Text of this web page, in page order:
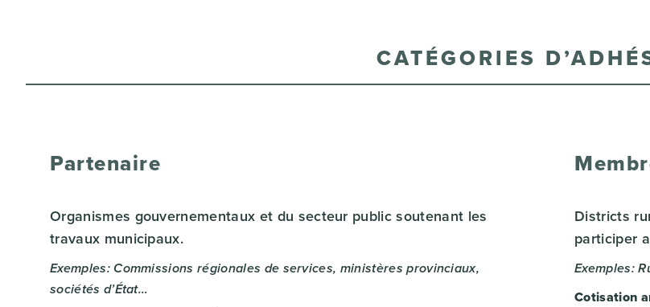
CATÉGORIES
Partenaire
Organismes gouvernementaux et du secteur public soutenant les
travaux municipaux.
Exemples: Commissions régionales de services, ministères provinciaux,
sociétés d’État…
Districts
participer
Exemples:
Cotisation